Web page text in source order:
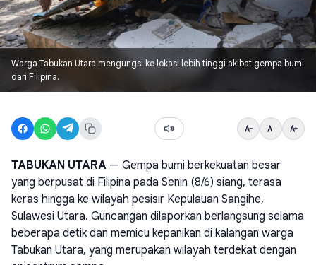
Warga Tabukan Utara mengungsi ke lokasi lebih tinggi akibat gempa bumi
dari Filipina.
TABUKAN UTARA — Gempa bumi berkekuatan besar
yang berpusat di Filipina pada Senin (8/6) siang, terasa
keras hingga ke wilayah pesisir Kepulauan Sangihe,
Sulawesi Utara. Guncangan dilaporkan berlangsung selama
beberapa detik dan memicu kepanikan di kalangan warga
Tabukan Utara, yang merupakan wilayah terdekat dengan